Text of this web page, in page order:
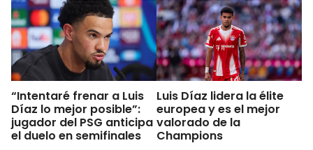
“Intentaré frenar a Luis
Díaz lo mejor posible”:
jugador del PSG anticipa
el duelo en semifinales
Luis Díaz lidera la élite
europea y es el mejor
valorado de la
Champions